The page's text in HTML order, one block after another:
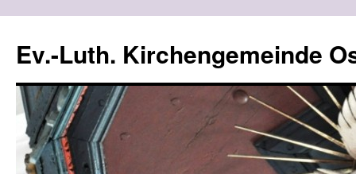
Ev.-Luth. Kirchengemeinde